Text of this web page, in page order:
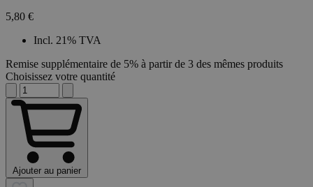
5,80 €
Incl. 21% TVA
Remise supplémentaire de 5% à partir de 3 des mêmes produits
Choisissez votre quantité
Ajouter au panier